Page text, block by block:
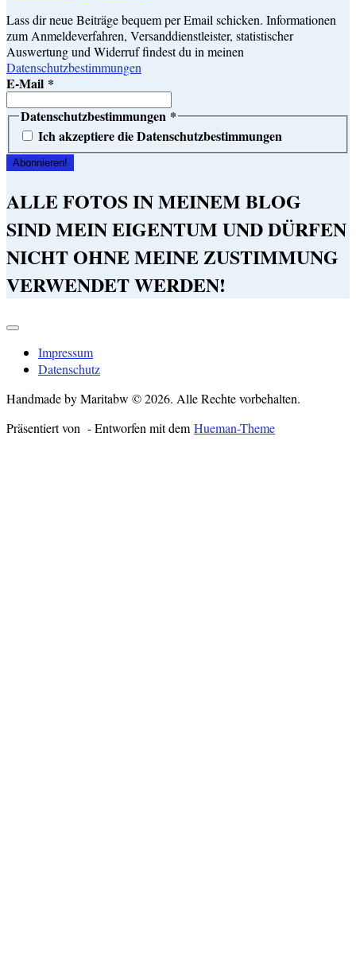
Lass dir neue Beiträge bequem per Email schicken. Informationen
zum Anmeldeverfahren, Versanddienstleister, statistischer
Auswertung und Widerruf findest du in meinen
Datenschutzbestimmungen
E-Mail *
Datenschutzbestimmungen *
Ich akzeptiere die Datenschutzbestimmungen
ALLE FOTOS IN MEINEM BLOG
SIND MEIN EIGENTUM UND DÜRFEN
NICHT OHNE MEINE ZUSTIMMUNG
VERWENDET WERDEN!
Impressum
Datenschutz
Handmade by Maritabw © 2026. Alle Rechte vorbehalten.
Präsentiert von - Entworfen mit dem Hueman-Theme